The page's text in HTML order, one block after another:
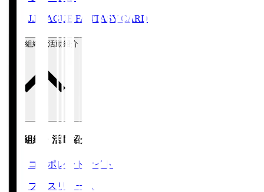
J.LEAGUE FANTASY CARD
運営組織・活動紹介
運営組織・活動紹介
コーポレートサイト
プレスリリース